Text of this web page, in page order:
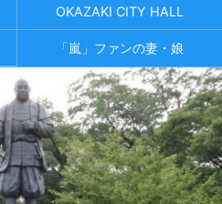
OKAZAKI CITY HALL
「嵐」ファンの妻・娘